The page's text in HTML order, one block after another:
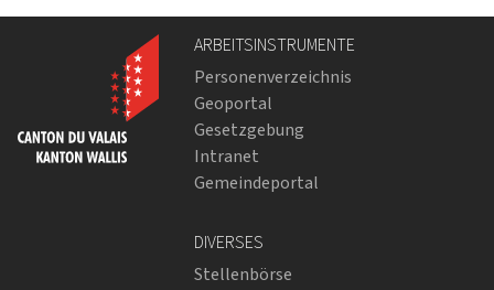
ARBEITSINSTRUMENTE
Personenverzeichnis
Geoportal
Gesetzgebung
Intranet
Gemeindeportal
DIVERSES
Stellenbörse